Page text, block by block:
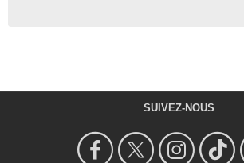
SUIVEZ-NOUS